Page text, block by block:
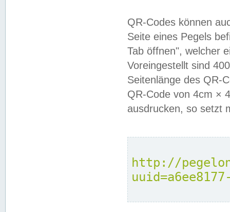
QR-Codes können
Seite eines Pegels
Tab öffnen", welcher
Voreingestellt sind
Seitenlänge des QR-
QR-Code von 4cm ×
ausdrucken, so setzt
http://